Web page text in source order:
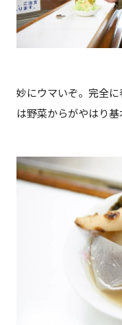
妙にウマいぞ。完全
は野菜からがやはり基